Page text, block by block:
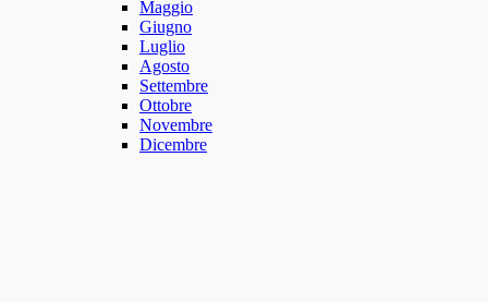
Maggio
Giugno
Luglio
Agosto
Settembre
Ottobre
Novembre
Dicembre